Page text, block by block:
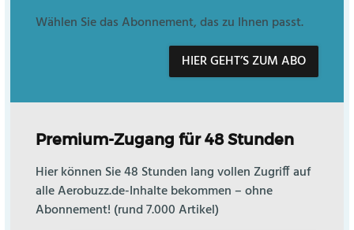
Wählen Sie das Abonnement, das zu Ihnen passt.
HIER GEHT’S ZUM ABO
Premium-Zugang für 48 Stunden
Hier können Sie 48 Stunden lang vollen Zugriff auf
alle Aerobuzz.de-Inhalte bekommen – ohne
Abonnement! (rund 7.000 Artikel)